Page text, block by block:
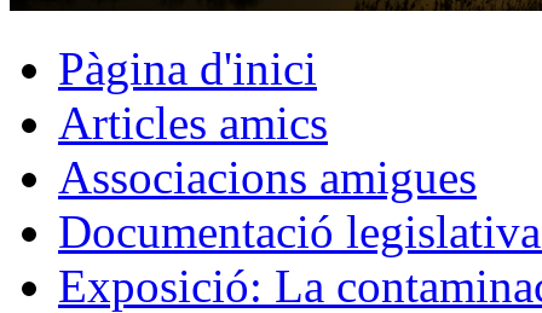
Pàgina d'inici
Articles amics
Associacions amigues
Documentació
Exposició: La